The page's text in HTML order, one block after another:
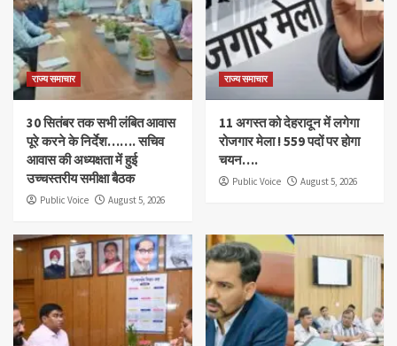
राज्य समाचार
30 सितंबर तक सभी लंबित आवास
पूरे करने के निर्देश……. सचिव
आवास की अध्यक्षता में हुई
उच्चस्तरीय समीक्षा बैठक
Public Voice August 5, 2026
राज्य समाचार
11 अगस्त को देहरादून में लगेगा
रोजगार मेला ! 559 पदों पर होगा
चयन….
Public Voice August 5, 2026